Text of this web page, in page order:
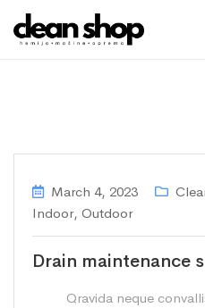
March 4, 2023
Indoor, Outdoor
Drain maintenance
Qravida neque